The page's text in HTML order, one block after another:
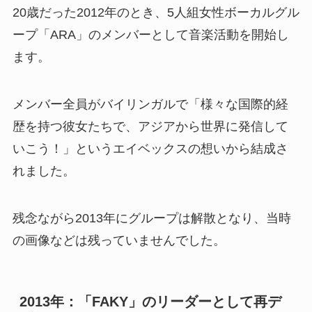
20歳だった2012年のとき、5人組女性ボーカルグル
ープ「ARA」のメンバーとして音楽活動を開始し
ます。
メンバー全員がバイリンガルで「様々な国際的経
歴を持つ彼女たちで、アジアから世界に発信して
いこう！」というエイベックスの想いから結成さ
れました。
残念ながら2013年にグループは解散となり、当時
の画像などは残っていませんでした。
2013年：「FAKY」のリーダーとして再デ